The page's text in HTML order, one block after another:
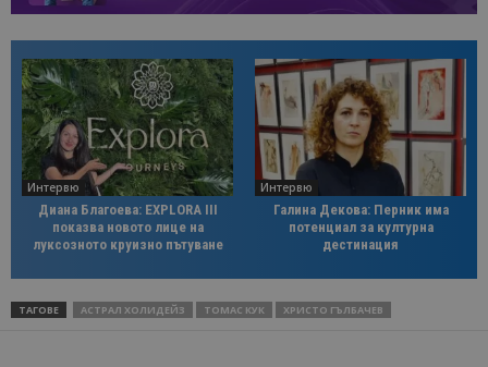
Интервю
Диана Благоева: EXPLORA III
показва новото лице на
луксозното круизно пътуване
Интервю
Галина Декова: Перник има
потенциал за културна
дестинация
ТАГОВЕ АСТРАЛ ХОЛИДЕЙЗ ТОМАС КУК ХРИСТО ГЪЛБАЧЕВ